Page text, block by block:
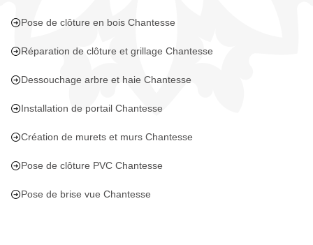
Pose de clôture en bois Chantesse
Réparation de clôture et grillage Chantesse
Dessouchage arbre et haie Chantesse
Installation de portail Chantesse
Création de murets et murs Chantesse
Pose de clôture PVC Chantesse
Pose de brise vue Chantesse